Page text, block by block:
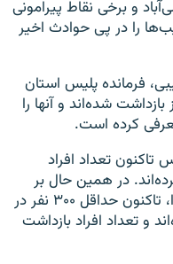
و برخی نقاط پیرامونی
را در پی حوادث اخیر
فرمانده پلیس استان
بازداشت شده‌اند و آنها را
کرده است.
تعداد افراد
در همین حال بر
اساس گزارش‌های رسیده به رادیوفردا، تاکنون حداقل ۳۰۰ نفر در
و تعداد افراد بازداشت